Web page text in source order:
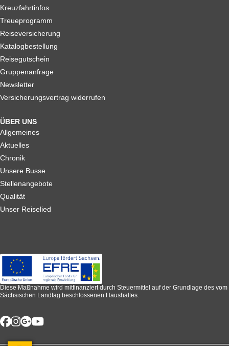
Kreuzfahrtinfos
Treueprogramm
Reiseversicherung
Katalogbestellung
Reisegutschein
Gruppenanfrage
Newsletter
Versicherungsvertrag widerrufen
ÜBER UNS
Allgemeines
Aktuelles
Chronik
Unsere Busse
Stellenangebote
Qualität
Unser Reiselied
Diese Maßnahme wird mitfinanziert durch Steuermittel auf der Grundlage des vom
Sächsischen Landtag beschlossenen Haushaltes.